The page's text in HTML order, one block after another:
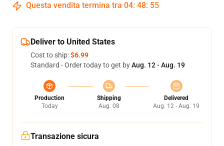
Questa vendita termina tra 04: 48: 54
Deliver to United States
Cost to ship:$6.99
Standard - Order today to get byAug. 12 - Aug. 19
Production
Today
Shipping
Aug. 08
Delivered
Aug. 12 - Aug. 19
Transazione sicura